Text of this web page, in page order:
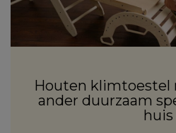
Houten klimtoestel
ander duurzaam
huis